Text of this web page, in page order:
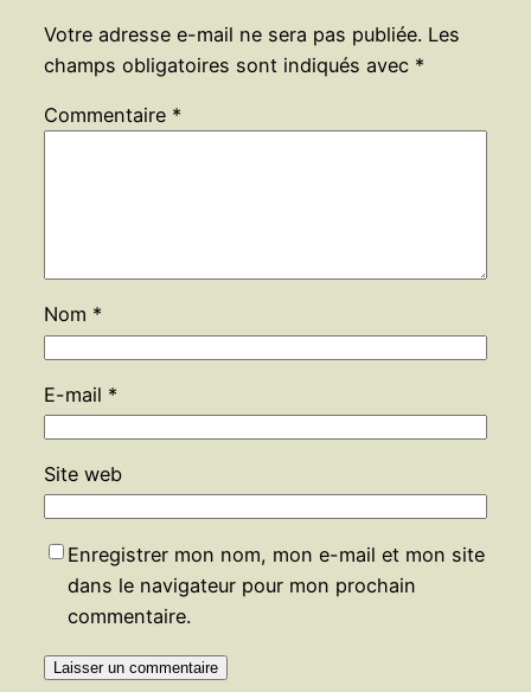
Votre adresse e-mail ne sera pas publiée. Les
champs obligatoires sont indiqués avec *
Commentaire *
Nom *
E-mail *
Site web
Enregistrer mon nom, mon e-mail et mon site
dans le navigateur pour mon prochain
commentaire.